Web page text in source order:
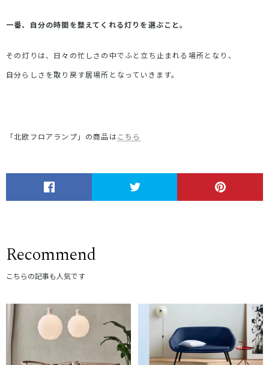
一番、自分の時間を整えてくれる灯りを選ぶこと。
その灯りは、日々の忙しさの中でふと立ち止まれる場所となり、
自分らしさを取り戻す居場所となっていきます。
「北欧フロアランプ」の商品はこちら
Recommend
こちらの記事も人気です